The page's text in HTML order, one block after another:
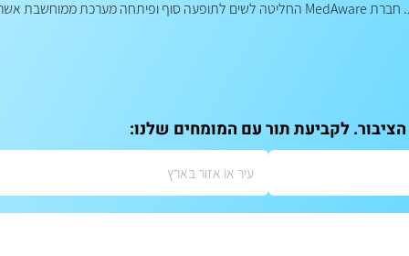
לקביעת תור עם המומחים שלנו: